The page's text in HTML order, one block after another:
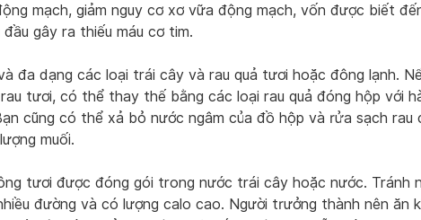
mạch, giảm nguy cơ xơ vữa động mạch, vốn được biết
gây ra thiếu máu cơ tim.
đa dạng các loại trái cây và rau quả tươi hoặc đông lạnh.
tươi, có thể thay thế bằng các loại rau quả đóng hộp với
cũng có thể xả bỏ nước ngâm của đồ hộp và rửa sạch rau
muối.
tươi được đóng gói trong nước trái cây hoặc nước. Tránh
đường và có lượng calo cao. Người trưởng thành nên ăn